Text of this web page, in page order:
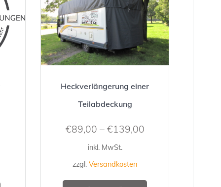
Heckverlängerung einer
Teilabdeckung
€89,00 – €139,00
inkl. MwSt.
zzgl. Versandkosten
Dieses